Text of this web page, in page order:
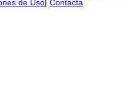
de Uso| Contacta